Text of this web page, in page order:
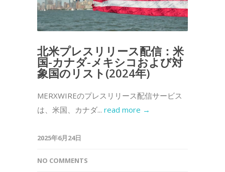
北米プレスリリース配信：米
国-カナダ-メキシコおよび対
象国のリスト(2024年)
MERXWIREのプレスリリース配信サービス
は、米国、カナダ... read more →
2025年6月24日
NO COMMENTS